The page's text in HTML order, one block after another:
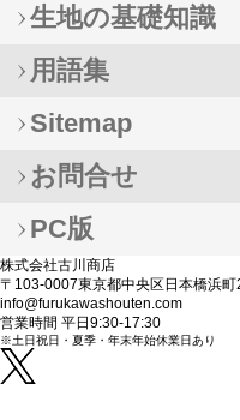
生地の基礎知識
用語集
Sitemap
お問合せ
PC版
株式会社古川商店
〒103-0007東京都中央区日本橋浜
info@furukawashouten.com
営業時間 平日9:30-17:30
※土日祝日・夏季・年末年始休業日あり